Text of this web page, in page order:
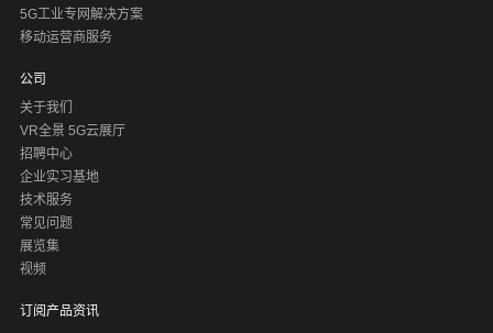
5G工业专网解决方案
移动运营商服务
公司
关于我们
VR全景 5G云展厅
招聘中心
企业实习基地
技术服务
常见问题
展览集
视频
订阅产品资讯